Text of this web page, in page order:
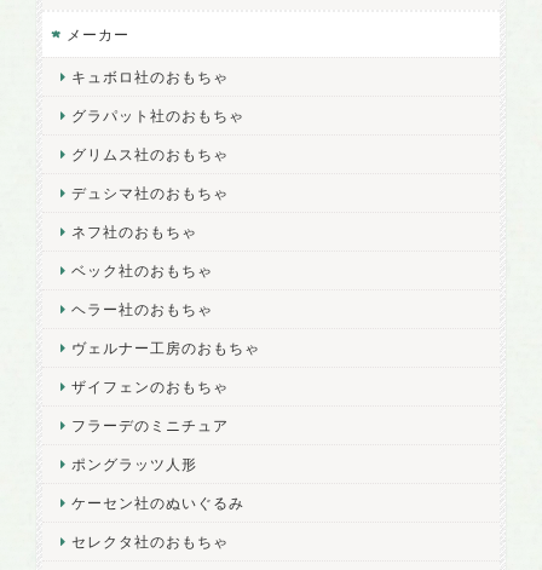
メーカー
キュボロ社のおもちゃ
グラパット社のおもちゃ
グリムス社のおもちゃ
デュシマ社のおもちゃ
ネフ社のおもちゃ
ベック社のおもちゃ
ヘラー社のおもちゃ
ヴェルナー工房のおもちゃ
ザイフェンのおもちゃ
フラーデのミニチュア
ポングラッツ人形
ケーセン社のぬいぐるみ
セレクタ社のおもちゃ